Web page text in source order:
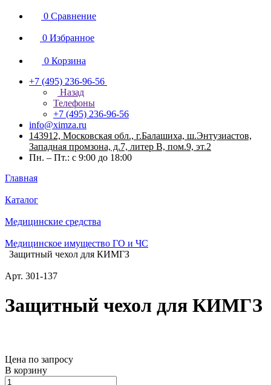
0 Сравнение
0 Избранное
0 Корзина
+7 (495) 236-96-56
Назад
Телефоны
+7 (495) 236-96-56
info@ximza.ru
143912, Московская обл., г.Балашиха, ш.Энтузиастов,
Западная промзона, д.7, литер В, пом.9, эт.2
Пн. – Пт.: с 9:00 до 18:00
Главная
Каталог
Медицинские средства
Медицинское имущество ГО и ЧС
Защитный чехол для КИМГЗ
Арт. 301-137
Защитный чехол для КИМГЗ
Цена по запросу
В корзину